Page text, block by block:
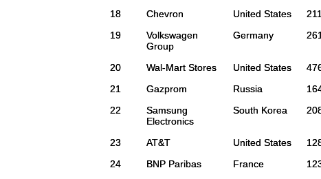
18 Chevron United States
19
Volkswagen
Group
Germany
20 Wal-Mart Stores United States
21
Gazprom Russia
22
Samsung
Electronics
South Korea
23 AT&T United States
24
BNP Paribas France